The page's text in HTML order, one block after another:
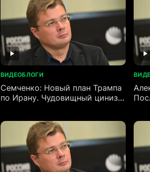
ВИДЕОБЛОГИ
Семченко: Новый план Трампа
по Ирану. Чудовищный цинизм